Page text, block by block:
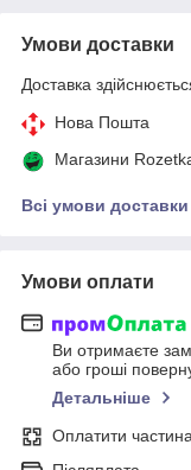
Умови доставки
Доставка
Нова Пошта
Магазини
Всі умови доставки
Умови оплати
Ви отримаєте
або гроші
Детальніше
Оплатити